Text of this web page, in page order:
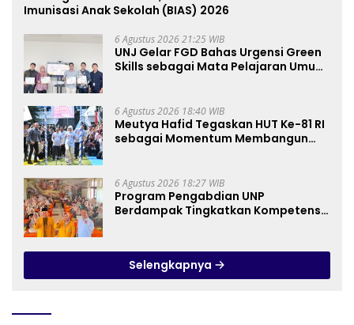
Imunisasi Anak Sekolah (BIAS) 2026
6 Agustus 2026 21:25 WIB
UNJ Gelar FGD Bahas Urgensi Green
Skills sebagai Mata Pelajaran Umum
6 Agustus 2026 18:40 WIB
Meutya Hafid Tegaskan HUT Ke-81 RI
sebagai Momentum Membangun
6 Agustus 2026 18:27 WIB
Program Pengabdian UNP
Berdampak Tingkatkan Kompetensi
Selengkapnya